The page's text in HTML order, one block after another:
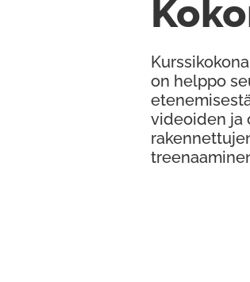
on helppo
videoiden ja